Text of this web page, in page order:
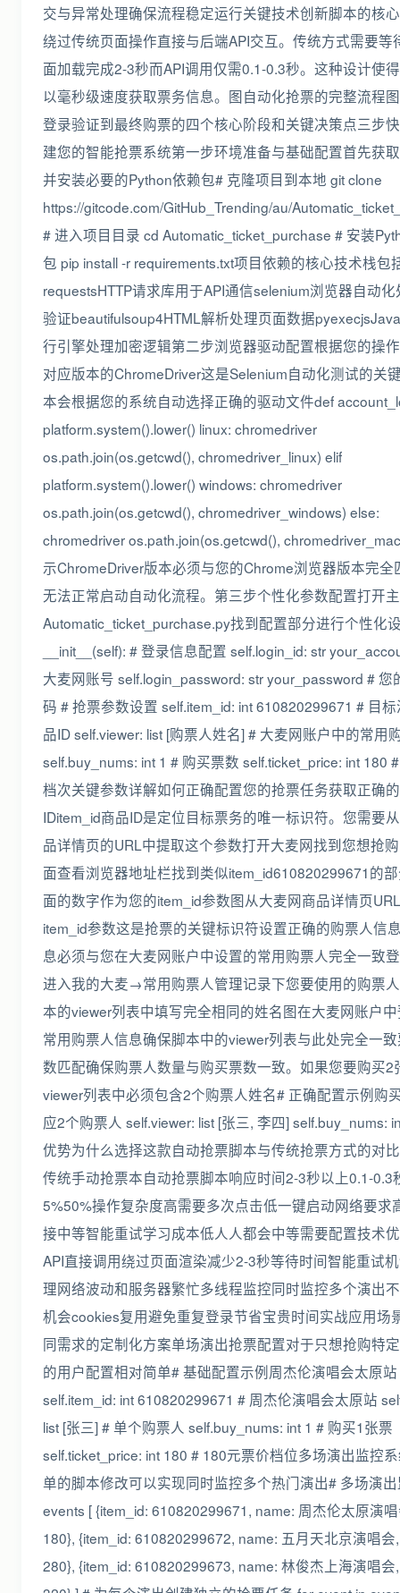
交与异常处理确保流程稳定运行关键技术创新脚本的核
绕过传统页面操作直接与后端API交互。传统方式需要等
面加载完成2-3秒而API调用仅需0.1-0.3秒。这种设计使
以毫秒级速度获取票务信息。图自动化抢票的完整流程
登录验证到最终购票的四个核心阶段和关键决策点三步
建您的智能抢票系统第一步环境准备与基础配置首先获
并安装必要的Python依赖包# 克隆项目到本地 git clone
https://gitcode.com/GitHub_Trending/au/
# 进入项目目录 cd Automatic_ticket_purchase # 安装
包 pip install -r requirements.txt项目依赖的核心技术栈包
requestsHTTP请求库用于API通信selenium浏览器自动
验证beautifulsoup4HTML解析处理页面数据
行引擎处理加密逻辑第二步浏览器驱动配置根据您的操
对应版本的ChromeDriver这是Selenium自动化测试的关
本会根据您的系统自动选择正确的驱动文件def
platform.system().lower() linux: chromedriver
os.path.join(os.getcwd(), chromedriver_linux) elif
platform.system().lower() windows: chromedriver
os.path.join(os.getcwd(), chromedriver_windows) else:
chromedriver os.path.join(os.getcwd(),
示ChromeDriver版本必须与您的Chrome浏览器版本完全
无法正常启动自动化流程。第三步个性化参数配置打开
Automatic_ticket_purchase.py找到配置部分进行个性化
__init__(self): # 登录信息配置 self.login_id: str
大麦网账号 self.login_password: str your_password # 您
码 # 抢票参数设置 self.item_id: int 610820299671 # 目
品ID self.viewer: list [购票人姓名] # 大麦网账户中的常用
self.buy_nums: int 1 # 购买票数 self.ticket_price: int 180
档次关键参数详解如何正确配置您的抢票任务获取正确
IDitem_id商品ID是定位目标票务的唯一标识符。您需要
品详情页的URL中提取这个参数打开大麦网找到您想抢
面查看浏览器地址栏找到类似item_id610820299671的
面的数字作为您的item_id参数图从大麦网商品详情页
item_id参数这是抢票的关键标识符设置正确的购票人信
息必须与您在大麦网账户中设置的常用购票人完全一致
进入我的大麦→常用购票人管理记录下您要使用的购票
本的viewer列表中填写完全相同的姓名图在大麦网账户
常用购票人信息确保脚本中的viewer列表与此处完全一
数匹配确保购票人数量与购买票数一致。如果您要购买2
viewer列表中必须包含2个购票人姓名# 正确配置示例购
应2个购票人 self.viewer: list [张三, 李四] self.buy_nums:
优势为什么选择这款自动抢票脚本与传统抢票方式的对
传统手动抢票本自动抢票脚本响应时间2-3秒以上0.1-0.3
5%50%操作复杂度高需要多次点击低一键启动网络要求
接中等智能重试学习成本低人人都会中等需要配置技术
API直接调用绕过页面渲染减少2-3秒等待时间智能重试
理网络波动和服务器繁忙多线程监控同时监控多个演出
机会cookies复用避免重复登录节省宝贵时间实战应用场
同需求的定制化方案单场演出抢票配置对于只想抢购特
的用户配置相对简单# 基础配置示例周杰伦演唱会太原站
self.item_id: int 610820299671 # 周杰伦演唱会太原站
list [张三] # 单个购票人 self.buy_nums: int 1 # 购买1张票
self.ticket_price: int 180 # 180元票价档位多场演出监控
单的脚本修改可以实现同时监控多个热门演出# 多场演
events [ {item_id: 610820299671, name: 周杰伦太原演
180}, {item_id: 610820299672, name: 五月天北京演唱会
280}, {item_id: 610820299673, name: 林俊杰上海演唱会